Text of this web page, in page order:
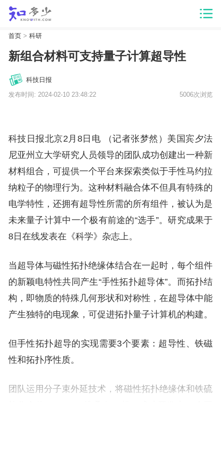
首页> 科研
新组合材料可支持量子计算超导性
科技日报
发布时间: 2024-02-10 23:48:22 5006次浏览
科技日报北京2月8日电 （记者张梦然）美国宾夕法
尼亚州立大学研究人员领导的团队成功创建出一种新
材料组合，可提供一个平台来探索类似于手性马约拉
纳粒子的物理行为。这种材料融合体不但具有特殊的
电学特性，还拥有超导性所需的所有组件，被认为是
未来量子计算中一个极有前途的“选手”。研究成果于
8日在线发表在《科学》杂志上。
当超导体与磁性拓扑绝缘体结合在一起时，每个组件
的新颖电特性共同产生“手性拓扑超导体”。而拓扑结
构，即物质的特殊几何形状和对称性，在超导体中能
产生独特的电现象，可促进拓扑量子计算机的构建。
但手性拓扑超导的实现需要3个要素：超导性、铁磁
性和拓扑序性质。
团队运用分子束外延技术，将磁性拓扑绝缘体和铁硫